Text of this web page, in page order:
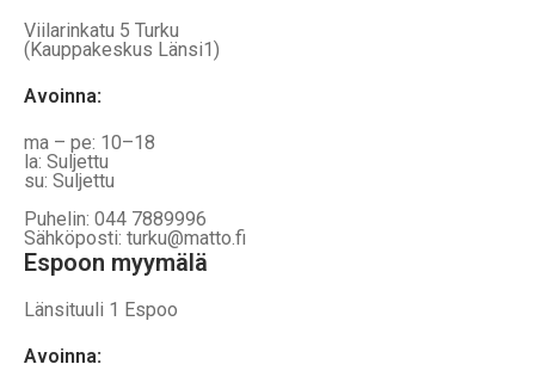
Viilarinkatu 5 Turku
(Kauppakeskus Länsi1)
Avoinna:
ma – pe: 10–18
la: Suljettu
su: Suljettu
Puhelin: 044 7889996
Sähköposti: turku@matto.fi
Espoon myymälä
Länsituuli 1 Espoo
Avoinna: